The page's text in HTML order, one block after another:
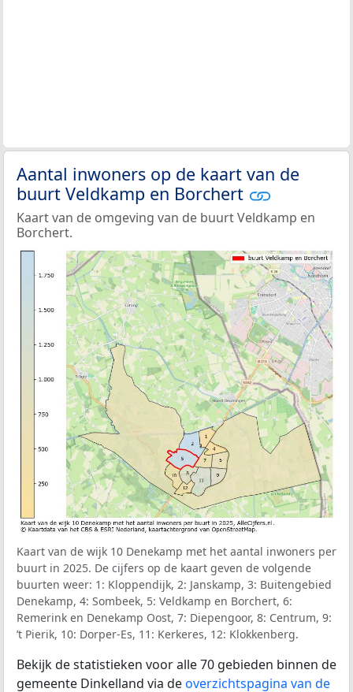
Aantal inwoners op de kaart van de
buurt Veldkamp en Borchert
Kaart van de omgeving van de buurt Veldkamp en
Borchert.
Kaart van de wijk 10 Denekamp met het aantal inwoners per
buurt in 2025. De cijfers op de kaart geven de volgende
buurten weer: 1: Kloppendijk, 2: Janskamp, 3: Buitengebied
Denekamp, 4: Sombeek, 5: Veldkamp en Borchert, 6:
Remerink en Denekamp Oost, 7: Diepengoor, 8: Centrum, 9:
’t Pierik, 10: Dorper-Es, 11: Kerkeres, 12: Klokkenberg.
Bekijk de statistieken voor alle 70 gebieden binnen de
gemeente Dinkelland via deoverzichtspagina van de